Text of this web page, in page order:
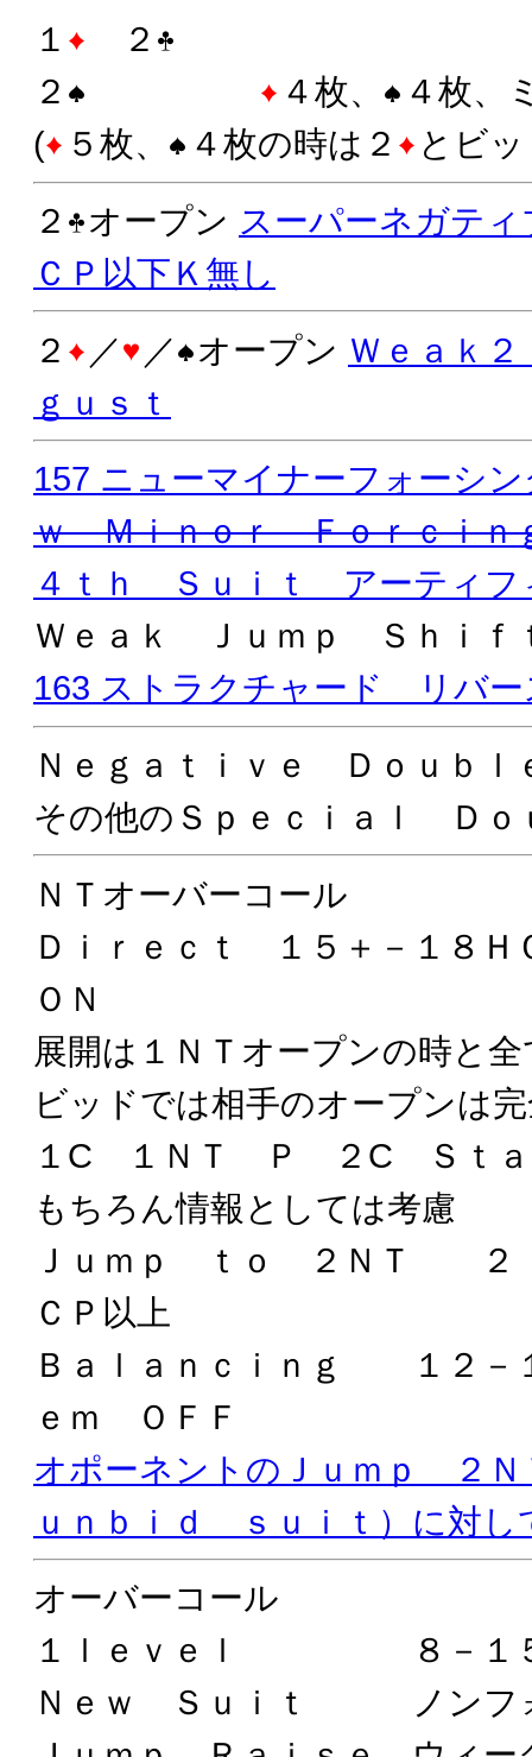
１
２
２
４枚、
４枚、
(
５枚、 ４枚の時は２
とビ
２
オープン スーパーネガテ
ＣＰ以下Ｋ無し
２
／ ／ オープン Ｗｅａｋ
ｇｕｓｔ
157 ニューマイナーフォーシン
ｗ Ｍｉｎｏｒ Ｆｏｒｃｉ
４ｔｈ Ｓｕｉｔ アーティ
Ｗｅａｋ Ｊｕｍｐ Ｓｈｉ
163 ストラクチャード リバー
Ｎｅｇａｔｉｖｅ Ｄｏｕ
その他のＳｐｅｃｉａｌ Ｄｏ
ＮＴオーバーコール
Ｄｉｒｅｃｔ １５＋－１８
ＯＮ
展開は１ＮＴオープンの時と
ビッドでは相手のオープンは
１C １ＮＴ Ｐ ２C Ｓｔａ
もちろん情報としては考慮
Ｊｕｍｐ ｔｏ ２ＮＴ ２
ＣＰ以上
Ｂａｌａｎｃｉｎｇ １２－
ｅｍ ＯＦＦ
オポーネントのＪｕｍｐ ２
ｕｎｂｉｄ ｓｕｉｔ）に対し
オーバーコール
１ｌｅｖｅｌ ８－１５
Ｎｅｗ Ｓｕｉｔ ノンフ